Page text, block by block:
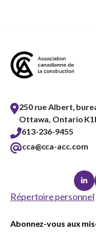
250 rue Albert,
Ottawa, Ontario
613-236-9455
cca@cca-acc.com
Répertoire personnel
Abonnez-vous aux